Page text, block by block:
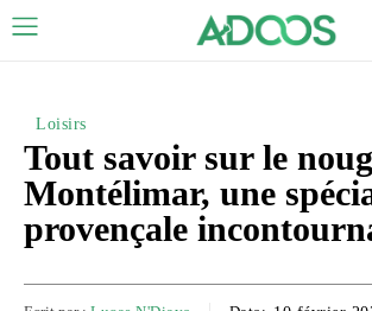
Loisirs
Tout savoir sur le
Montélimar, une
provençale